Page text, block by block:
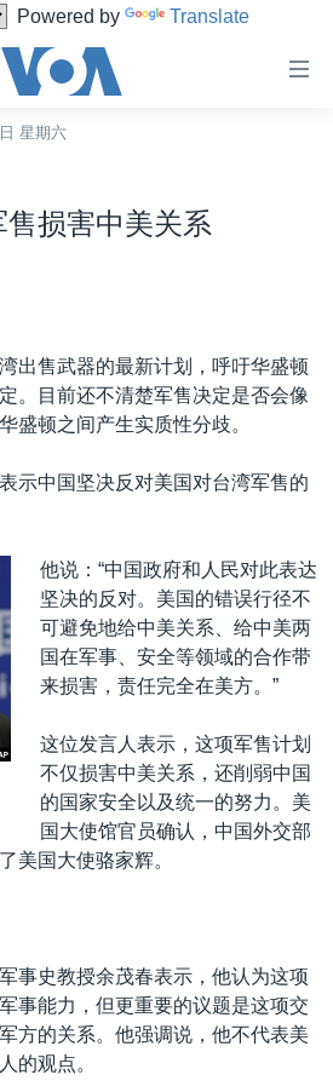
Powered by Translate
星期六
损害中美关系
出售武器的最新计划，呼吁华盛顿
。目前还不清楚军售决定是否会像
盛顿之间产生实质性分歧。
示中国坚决反对美国对台湾军售的
他说：“中国政府和人民对此表达
坚决的反对。美国的错误行径不
可避免地给中美关系、给中美两
国在军事、安全等领域的合作带
来损害，责任完全在美方。”
这位发言人表示，这项军售计划
不仅损害中美关系，还削弱中国
的国家安全以及统一的努力。美
国大使馆官员确认，中国外交部
美国大使骆家辉。
事史教授余茂春表示，他认为这项
事能力，但更重要的议题是这项交
方的关系。他强调说，他不代表美
的观点。